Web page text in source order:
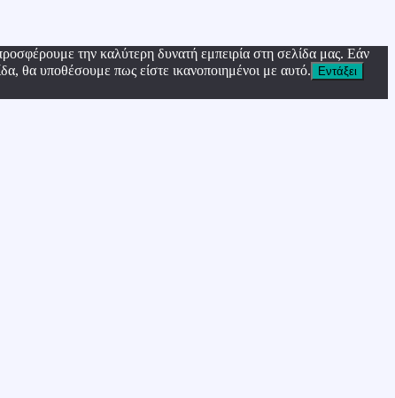
την καλύτερη δυνατή εμπειρία στη σελίδα μας. Εάν
θα υποθέσουμε πως είστε ικανοποιημένοι με αυτό.
Εντάξει